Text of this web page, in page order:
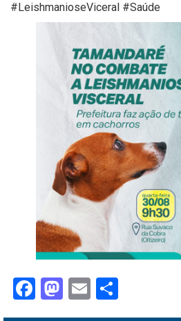
#LeishmanioseViceral #Saúde
Facebook
Mastodon
Email